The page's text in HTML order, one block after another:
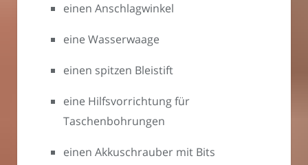
einen Anschlagwinkel
eine Wasserwaage
einen spitzen Bleistift
eine Hilfsvorrichtung für
Taschenbohrungen
einen Akkuschrauber mit Bits